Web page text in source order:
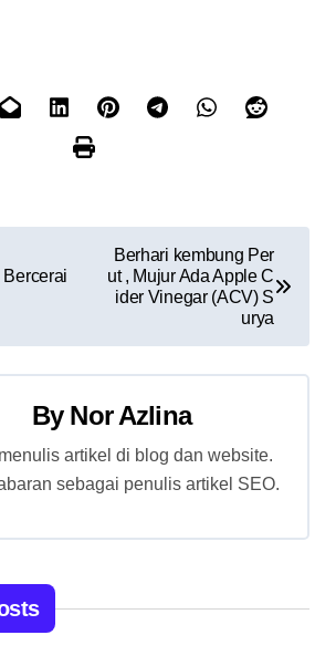
Berhari kembung Per
ut , Mujur Ada Apple C
ider Vinegar (ACV) S
urya
By Nor Azlina
artikel di blog dan website.
sebagai penulis artikel SEO.